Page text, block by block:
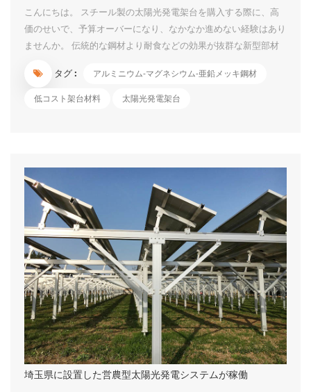
こんにちは。 スチール製の太陽光発電架台を購入する際に、高
価のせいで、予算オーバーになり、なかなか進めない経験はあり
ませんか。 伝統的な鋼材より耐食などの効果が抜群な新型部材
います。 メリットとして紹介致したいです。 1. 従来の亜鉛メ
ッキ鋼材より耐食性が約10~20倍優れています。 2. 精度が高
タグ : アルミニウム-マグネシウム-亜鉛メッキ鋼材
低コスト架台材料 太陽光発電架台
埼玉県に設置した営農型太陽光発電システムが稼働